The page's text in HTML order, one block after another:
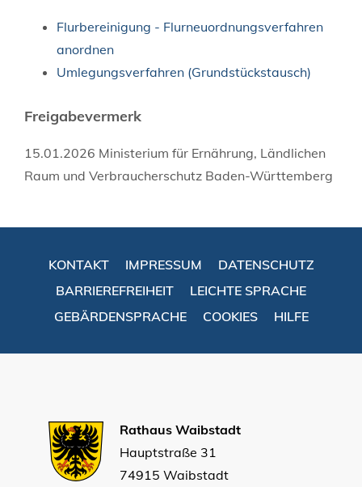
Flurbereinigung - Flurneuordnungsverfahren
anordnen
Umlegungsverfahren (Grundstückstausch)
Freigabevermerk
15.01.2026 Ministerium für Ernährung, Ländlichen
Raum und Verbraucherschutz Baden-Württemberg
KONTAKT IMPRESSUM
DATENSCHUTZ
BARRIEREFREIHEIT
LEICHTE SPRACHE
GEBÄRDENSPRACHE
COOKIES HILFE
Rathaus Waibstadt
Hauptstraße 31
74915 Waibstadt